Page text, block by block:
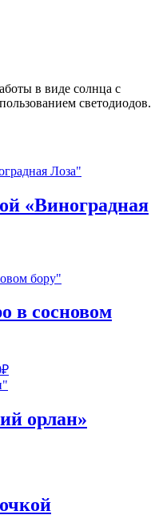
в виде солнца с
светодиодов.
«Виноградная
в сосновом
₽
орлан»